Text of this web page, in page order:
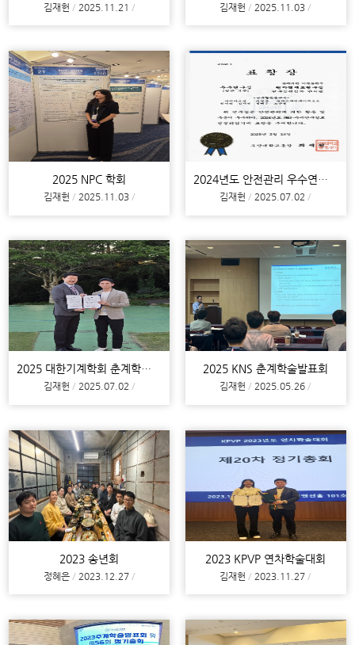
김재헌 2025.11.21 김재헌 2025.11.03
2025 NPC 학회
김재헌 2025.11.03
2024년도 안전관리 우수연구실 수상
김재헌 2025.07.02
2025 대한기계학회 춘계학술발표회
김재헌 2025.07.02
2025 KNS 춘계학술발표회
김재헌 2025.05.26
2023 송년회
정혜은 2023.12.27
2023 KPVP 연차학술대회
김재헌 2023.11.27